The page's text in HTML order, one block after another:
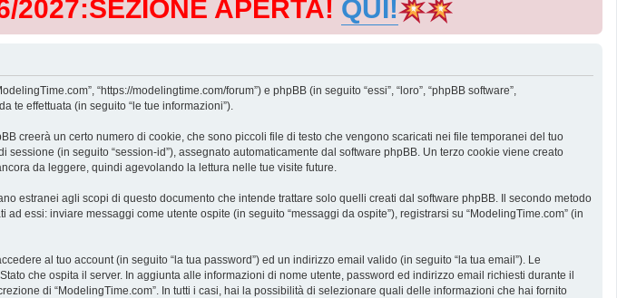
APERTA! QUI!
“https://modelingtime.com/forum”) e phpBB (in seguito “essi”, “loro”, “phpBB software”,
te effettuata (in seguito “le tue informazioni”).
creerà un certo numero di cookie, che sono piccoli file di testo che vengono scaricati nei file temporanei del tuo
(in seguito “session-id”), assegnato automaticamente dal software phpBB. Un terzo cookie viene creato
da leggere, quindi agevolando la lettura nelle tue visite future.
estranei agli scopi di questo documento che intende trattare solo quelli creati dal software phpBB. Il secondo metodo
essi: inviare messaggi come utente ospite (in seguito “messaggi da ospite”), registrarsi su “ModelingTime.com” (in
al tuo account (in seguito “la tua password”) ed un indirizzo email valido (in seguito “la tua email”). Le
che ospita il server. In aggiunta alle informazioni di nome utente, password ed indirizzo email richiesti durante il
di “ModelingTime.com”. In tutti i casi, hai la possibilità di selezionare quali delle informazioni che hai fornito